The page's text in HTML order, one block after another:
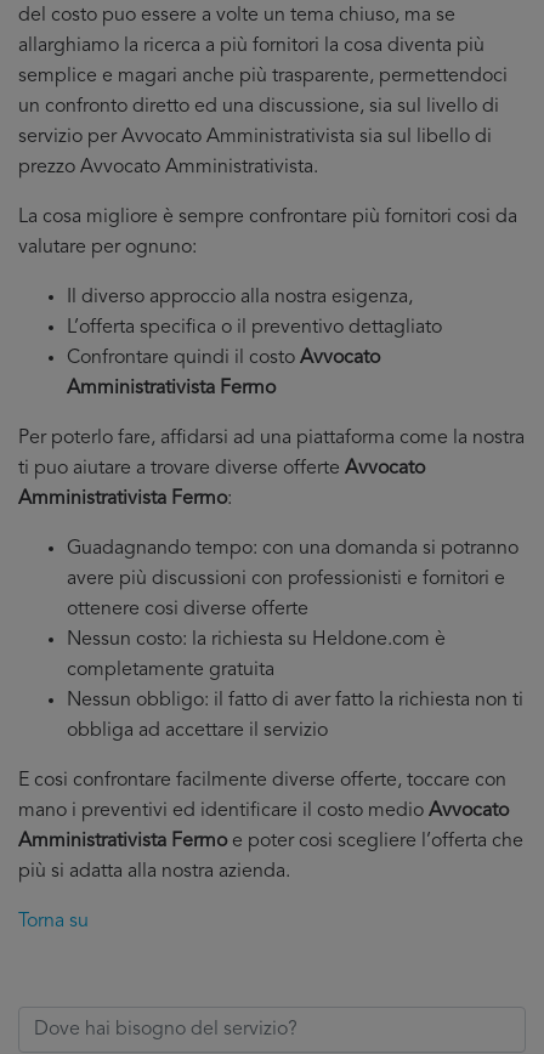
del costo puo essere a volte un tema chiuso, ma se
allarghiamo la ricerca a più fornitori la cosa diventa più
semplice e magari anche più trasparente, permettendoci
un confronto diretto ed una discussione, sia sul livello di
servizio per Avvocato Amministrativista sia sul libello di
prezzo Avvocato Amministrativista.
La cosa migliore è sempre confrontare più fornitori cosi da
valutare per ognuno:
Il diverso approccio alla nostra esigenza,
L’offerta specifica o il preventivo dettagliato
Confrontare quindi il costo Avvocato
Amministrativista Fermo
Per poterlo fare, affidarsi ad una piattaforma come la nostra
ti puo aiutare a trovare diverse offerte Avvocato
Amministrativista Fermo:
Guadagnando tempo: con una domanda si potranno
avere più discussioni con professionisti e fornitori e
ottenere cosi diverse offerte
Nessun costo: la richiesta su Heldone.com è
completamente gratuita
Nessun obbligo: il fatto di aver fatto la richiesta non ti
obbliga ad accettare il servizio
E cosi confrontare facilmente diverse offerte, toccare con
mano i preventivi ed identificare il costo medio Avvocato
Amministrativista Fermoe poter cosi scegliere l’offerta che
più si adatta alla nostra azienda.
Torna su